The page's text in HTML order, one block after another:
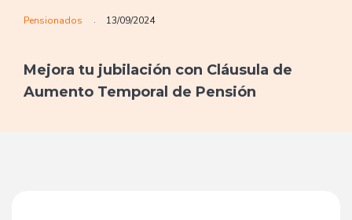
Pensionados . 13/09/2024
Mejora tu jubilación con Cláusula de
Aumento Temporal de Pensión